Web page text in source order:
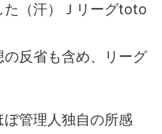
た（汗）Ｊリーグtoto
反省も含め、リーグ
管理人独自の所感